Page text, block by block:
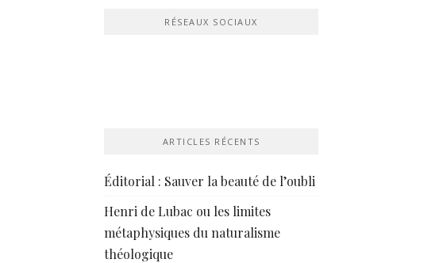
RÉSEAUX SOCIAUX
ARTICLES RÉCENTS
Éditorial : Sauver la beauté de l’oubli
Henri de Lubac ou les limites
métaphysiques du naturalisme
théologique